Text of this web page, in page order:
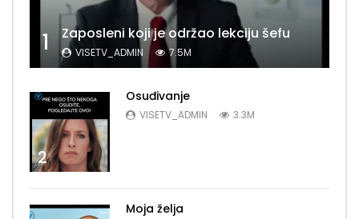
1 Zaposleni koji je održao lekciju šefu
VISETV_ADMIN 7.5M
2
Osuđivanje
VISETV_ADMIN 3.3M
Moja želja